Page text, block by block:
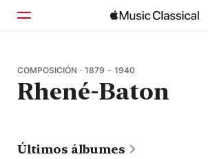
Inicio
Explorar
COMPOSICIÓN · 1879 - 1940
Rhené-Baton
Últimos álbumes